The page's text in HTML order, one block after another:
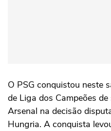
O PSG conquistou neste
de Liga dos Campeões
Arsenal na decisão
Hungria. A conquista